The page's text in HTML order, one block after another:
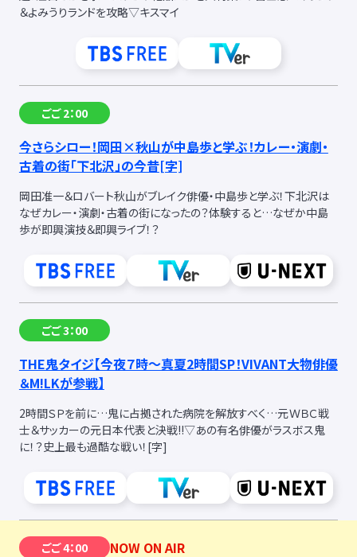
＆よみうりランドを攻略▽キスマイ
ごご 2：00
今さらシロー！岡田×秋山が中島歩と学ぶ！カレー・演劇・
古着の街「下北沢」の今昔[字]
岡田准一＆ロバート秋山がブレイク俳優・中島歩と学ぶ！下北沢は
なぜカレー・演劇・古着の街になったの？体験すると…なぜか中島
歩が即興演技＆即興ライブ！？
ごご 3：00
THE鬼タイジ【今夜７時〜真夏2時間SP！VIVANT大物俳優
＆M!LKが参戦】
2時間ＳＰを前に…鬼に占拠された病院を解放すべく…元ＷＢＣ戦
士＆サッカーの元日本代表と決戦!!▽あの有名俳優がラスボス鬼
に！？史上最も過酷な戦い！ [字]
ごご 4：00 NOW ON AIR